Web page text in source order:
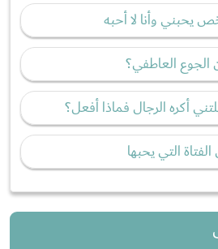
وأنا لا أحبه
العاطفي؟
أكره الرجال فماذا أفعل؟
التي يحبها